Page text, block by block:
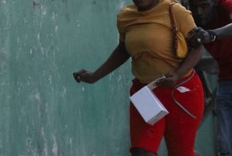
المتعلّقة بالاستعدادات لاستخدام الأسلحة النووية
التابعين لجهاز الأمن الفدرالي الروسي «كانوا
ومسؤولين كبار آخرين، مثل رئيس جهاز
أوامر من موسكو. وأوقفت الأجهزة الأوكرانية
أوقفا «شخصان برتبة كولونيل» من جهاز الدولة
جهاز الأمن الفدرالي الروسي ويُشتبه في أن